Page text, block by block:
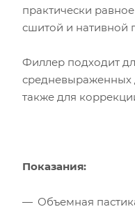
практически
сшитой и нативной
Филлер подходит
средневыраженных
также для
Показания:
Объемная